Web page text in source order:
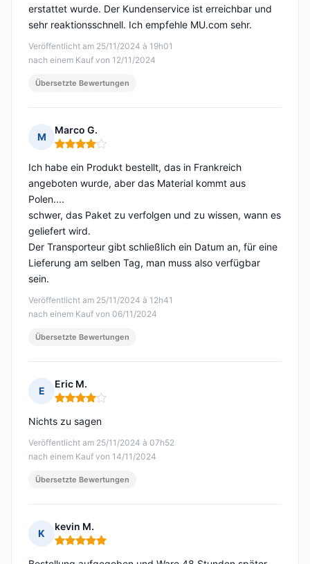
Veröffentlicht am 25/11/2024 à 19h01
nach einem Kauf von 12/11/2024
erstattet wurde. Der Kundenservice ist erreichbar und
sehr reaktionsschnell. Ich empfehle MU.com sehr.
Übersetzte Bewertungen
M
Marco G.
Hinweis: 4 von 5
Veröffentlicht am 25/11/2024 à 12h41
nach einem Kauf von 06/11/2024
Ich habe ein Produkt bestellt, das in Frankreich
angeboten wurde, aber das Material kommt aus
Polen....
schwer, das Paket zu verfolgen und zu wissen, wann es
geliefert wird.
Der Transporteur gibt schließlich ein Datum an, für eine
Lieferung am selben Tag, man muss also verfügbar
sein.
Übersetzte Bewertungen
E
Eric M.
Hinweis: 4 von 5
Veröffentlicht am 25/11/2024 à 07h52
nach einem Kauf von 14/11/2024
Nichts zu sagen
Übersetzte Bewertungen
K
kevin M.
Hinweis: 5 von 5